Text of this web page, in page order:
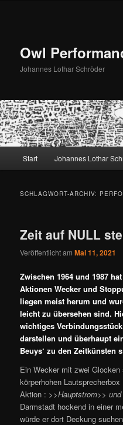
Owl
Johannes Lothar Schröder
Start Johannes Lothar
SCHLAGWORT-ARCHIV:
Zeit auf NULL
Veröffentlicht amMai 11, 2021
Zwischen 1964 und 1987
Aktionen Wecker und
liegen meist herum und
leicht zu übersehen sind.
wichtiges
darstellen und überhaupt
Beuys‘ zu den Zeitkünsten
Ein Wecker mit zwei
körperhohen
Aktion : >>Hauptstrom>>
Darmstadt hockend in einer
würde er dort Deckung suchen